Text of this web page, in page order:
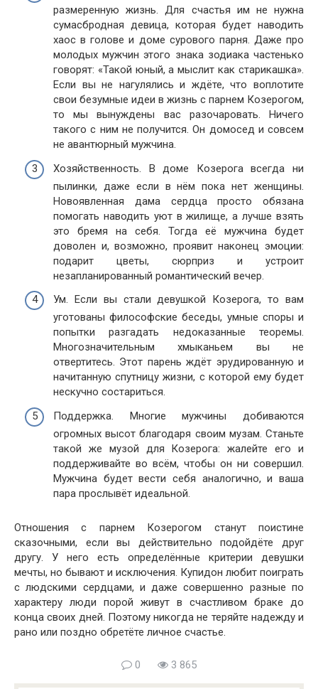
размеренную жизнь. Для счастья им не нужна
сумасбродная девица, которая будет наводить
хаос в голове и доме сурового парня. Даже про
молодых мужчин этого знака зодиака частенько
говорят: «Такой юный, а мыслит как старикашка».
Если вы не нагулялись и ждёте, что воплотите
свои безумные идеи в жизнь с парнем Козерогом,
то мы вынуждены вас разочаровать. Ничего
такого с ним не получится. Он домосед и совсем
не авантюрный мужчина.
Хозяйственность. В доме Козерога всегда ни
пылинки, даже если в нём пока нет женщины.
Новоявленная дама сердца просто обязана
помогать наводить уют в жилище, а лучше взять
это бремя на себя. Тогда её мужчина будет
доволен и, возможно, проявит наконец эмоции:
подарит цветы, сюрприз и устроит
незапланированный романтический вечер.
Ум. Если вы стали девушкой Козерога, то вам
уготованы философские беседы, умные споры и
попытки разгадать недоказанные теоремы.
Многозначительным хмыканьем вы не
отвертитесь. Этот парень ждёт эрудированную и
начитанную спутницу жизни, с которой ему будет
нескучно состариться.
Поддержка. Многие мужчины добиваются
огромных высот благодаря своим музам. Станьте
такой же музой для Козерога: жалейте его и
поддерживайте во всём, чтобы он ни совершил.
Мужчина будет вести себя аналогично, и ваша
пара прослывёт идеальной.
Отношения с парнем Козерогом станут поистине
сказочными, если вы действительно подойдёте друг
другу. У него есть определённые критерии девушки
мечты, но бывают и исключения. Купидон любит поиграть
с людскими сердцами, и даже совершенно разные по
характеру люди порой живут в счастливом браке до
конца своих дней. Поэтому никогда не теряйте надежду и
рано или поздно обретёте личное счастье.
0 3 865